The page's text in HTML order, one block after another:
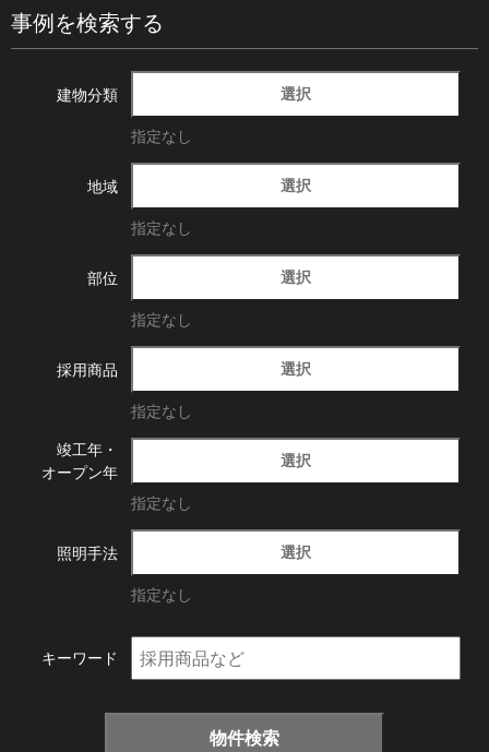
事例を検索する
建物分類 選択
指定なし
地域 選択
指定なし
部位 選択
指定なし
採用商品 選択
指定なし
竣工年・
オープン年
選択
指定なし
照明手法 選択
指定なし
キーワード
物件検索